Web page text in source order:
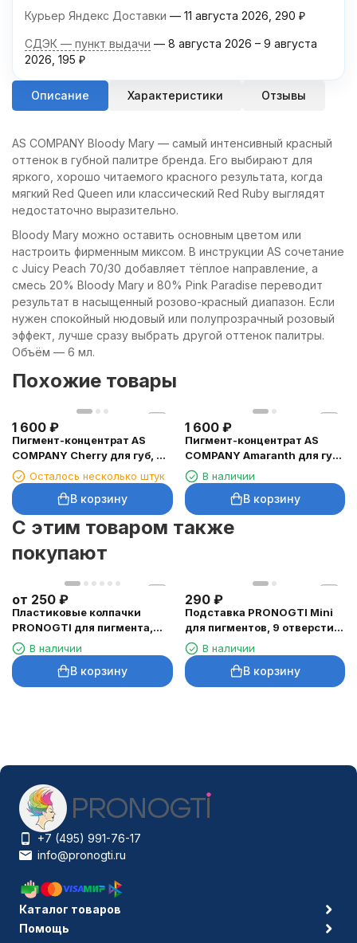
Курьер Яндекс Доставки 11 августа 2026 290 ₽
СДЭК — пункт выдачи 8 августа 2026 – 9 августа
2026 195 ₽
Описание Характеристики Отзывы
AS COMPANY Bloody Mary — самый интенсивный красный
оттенок в губной палитре бренда. Его выбирают для
яркого, хорошо читаемого красного результата, когда
мягкий Red Queen или классический Red Ruby выглядят
недостаточно выразительно.
Bloody Mary можно оставить основным цветом или
настроить фирменным миксом. В инструкции AS сочетание
с Juicy Peach 70/30 добавляет тёплое направление, а
смесь 20% Bloody Mary и 80% Pink Paradise переводит
результат в насыщенный розово-красный диапазон. Если
нужен спокойный нюдовый или полупрозрачный розовый
эффект, лучше сразу выбрать другой оттенок палитры.
Объём — 6 мл.
Похожие товары
1 600 ₽
Пигмент-концентрат AS
COMPANY Cherry для губ, 6
мл Осталось несколько штук
В корзину
1 600 ₽
Пигмент-концентрат AS
COMPANY Amaranth для губ,
6 млВ наличии
В корзину
C этим товаром также
покупают
от 250 ₽
Пластиковые колпачки
PRONOGTI для пигмента,
9/13/15 мм, 100 шт.
В наличии
В корзину
290 ₽
Подставка PRONOGTI Mini
для пигментов, 9 отверстий,
5×5 смВ наличии
В корзину
+7 (495) 991-76-17
info@pronogti.ru
Каталог товаров
Помощь